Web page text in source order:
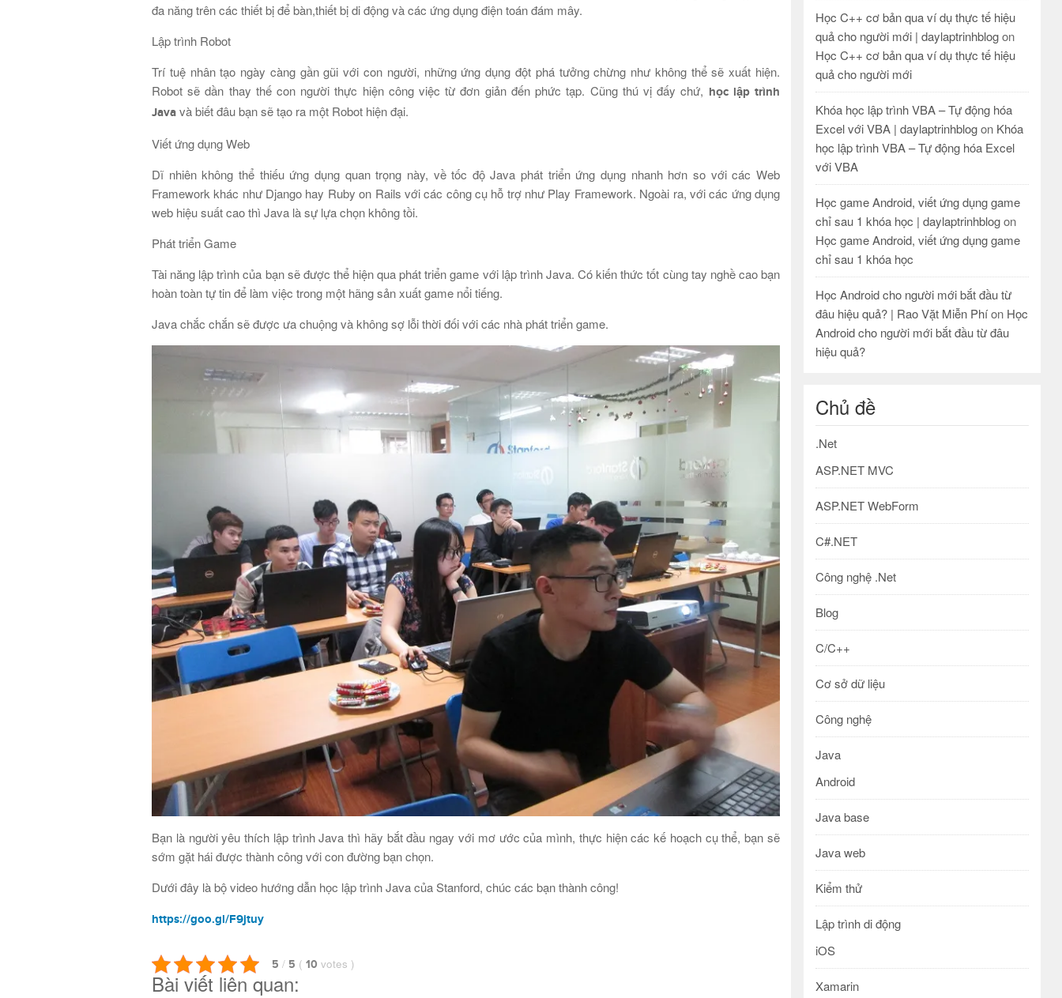
đa năng trên các thiết bị để bàn,thiết bị di động và các ứng dụng điện toán đám mây.
Lập trình Robot
Trí tuệ nhân tạo ngày càng gần gũi với con người, những ứng dụng đột phá tưởng chừng như không thể sẽ xuất hiện.
Robot sẽ dần thay thế con người thực hiện công việc từ đơn giản đến phức tạp. Cũng thú vị đấy chứ, học lập trình
Java và biết đâu bạn sẽ tạo ra một Robot hiện đại.
Viết ứng dụng Web
Dĩ nhiên không thể thiếu ứng dụng quan trọng này, về tốc độ Java phát triển ứng dụng nhanh hơn so với các Web
Framework khác như Django hay Ruby on Rails với các công cụ hỗ trợ như Play Framework. Ngoài ra, với các ứng dụng
web hiệu suất cao thì Java là sự lựa chọn không tồi.
Phát triển Game
Tài năng lập trình của bạn sẽ được thể hiện qua phát triển game với lập trình Java. Có kiến thức tốt cùng tay nghề cao bạn
hoàn toàn tự tin để làm việc trong một hãng sản xuất game nổi tiếng.
Java chắc chắn sẽ được ưa chuộng và không sợ lỗi thời đối với các nhà phát triển game.
Bạn là người yêu thích lập trình Java thì hãy bắt đầu ngay với mơ ước của mình, thực hiện các kế hoạch cụ thể, bạn sẽ
sớm gặt hái được thành công với con đường bạn chọn.
Dưới đây là bộ video hướng dẫn học lập trình Java của Stanford, chúc các bạn thành công!
https://goo.gl/F9jtuy
5 / 5 ( 10 votes )
Bài viết liên quan:
Học C++ cơ bản qua ví dụ thực tế hiệu
quả cho người mới | daylaptrinhblogon
Học C++ cơ bản qua ví dụ thực tế hiệu
quả cho người mới
Khóa học lập trình VBA – Tự động hóa
Excel với VBA | daylaptrinhblogon Khóa
học lập trình VBA – Tự động hóa Excel
với VBA
Học game Android, viết ứng dụng game
chỉ sau 1 khóa học | daylaptrinhblogon
Học game Android, viết ứng dụng game
chỉ sau 1 khóa học
Học Android cho người mới bắt đầu từ
đâu hiệu quả? | Rao Vặt Miễn Phíon Học
Android cho người mới bắt đầu từ đâu
hiệu quả?
Chủ đề
.Net
ASP.NET MVC
ASP.NET WebForm
C#.NET
Công nghệ .Net
Blog
C/C++
Cơ sở dữ liệu
Công nghệ
Java
Android
Java base
Java web
Kiểm thử
Lập trình di động
iOS
Xamarin